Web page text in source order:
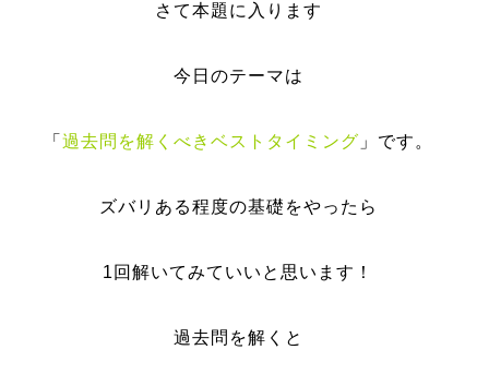
さて本題に入ります
今日のテーマは
「 過去問を解くべきベストタイミング 」です。
ズバリある程度の基礎をやったら
1回解いてみていいと思います！
過去問を解くと